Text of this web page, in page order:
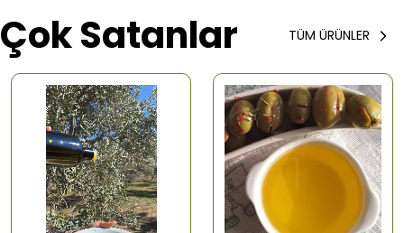
Çok Satanlar TÜM ÜRÜNLER